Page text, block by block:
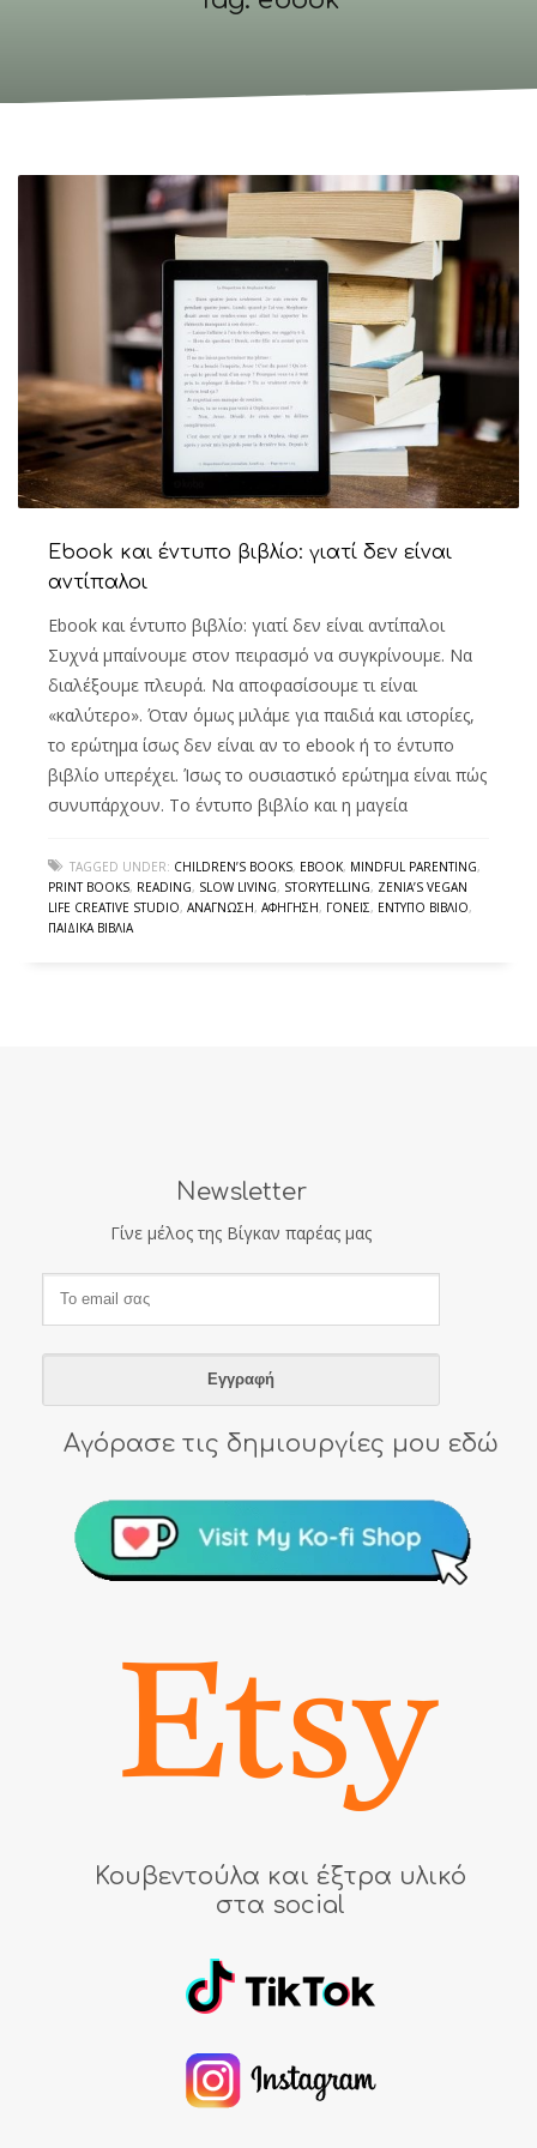
Ebook και έντυπο βιβλίο: γιατί δεν είναι
αντίπαλοι
Ebook και έντυπο βιβλίο: γιατί δεν είναι αντίπαλοι
Συχνά μπαίνουμε στον πειρασμό να συγκρίνουμε. Να
διαλέξουμε πλευρά. Να αποφασίσουμε τι είναι
«καλύτερο». Όταν όμως μιλάμε για παιδιά και ιστορίες,
το ερώτημα ίσως δεν είναι αν το ebook ή το έντυπο
βιβλίο υπερέχει. Ίσως το ουσιαστικό ερώτημα είναι πώς
συνυπάρχουν. Το έντυπο βιβλίο και η μαγεία
TAGGED UNDER: CHILDREN’S BOOKS, EBOOK, MINDFUL PARENTING,
PRINT BOOKS, READING, SLOW LIVING, STORYTELLING, ZENIA’S VEGAN
LIFE CREATIVE STUDIO, ΑΝΆΓΝΩΣΗ, ΑΦΉΓΗΣΗ, ΓΟΝΕΊΣ, ΈΝΤΥΠΟ ΒΙΒΛΊΟ,
ΠΑΙΔΙΚΆ ΒΙΒΛΊΑ
Newsletter
Γίνε μέλος της Βίγκαν παρέας μας
Αγόρασε τις δημιουργίες μου εδώ
Κουβεντούλα και έξτρα υλικό
στα social